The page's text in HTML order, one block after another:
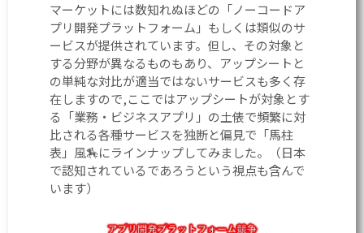
マーケットには数知れぬほどの「ノーコードア
プリ開発プラットフォーム」もしくは類似のサ
ービスが提供されています。但し、その対象と
する分野が異なるものもあり、アップシートと
の単純な対比が適当ではないサービスも多く存
在しますので,ここではアップシートが対象とす
る「業務・ビジネスアプリ」の土俵で頻繁に対
比される各種サービスを独断と偏見で「馬柱
表」風🏇にラインナップしてみました。（日本
で認知されているであろうという視点も含んで
います）